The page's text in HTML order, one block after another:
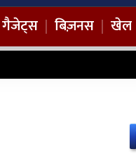
गैजेट्स | बिज़नस | खेल